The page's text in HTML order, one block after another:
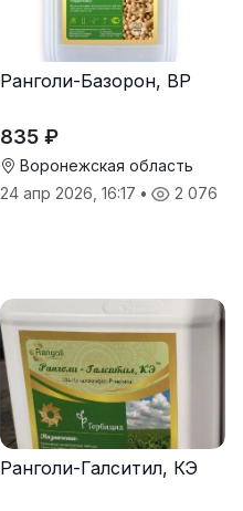
Ранголи-Базорон, ВР
835 ₽
Воронежская область
24 апр 2026, 16:17 • 2 076
Ранголи-Галситил, КЭ